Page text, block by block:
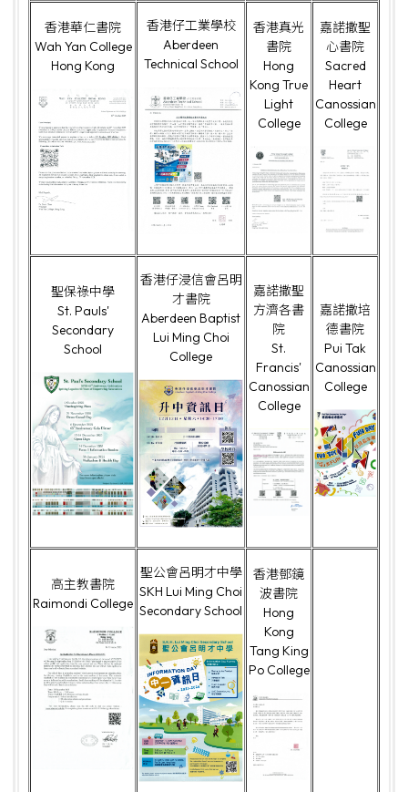
香港華仁書院
Wah Yan College
Hong Kong
香港仔工業學校
Aberdeen
Technical School
香港真光
書院
Hong
Kong True
Light
College
嘉諾撒聖
心書院
Sacred
Heart
Canossian
College
聖保祿中學
St. Pauls'
Secondary
School
香港仔浸信會呂明
才書院
Aberdeen Baptist
Lui Ming Choi
College
嘉諾撒聖
方濟各書
院
St.
Francis'
Canossian
College
嘉諾撒培
德書院
Pui Tak
Canossian
College
高主教書院
Raimondi College
聖公會呂明才中學
SKH Lui Ming Choi
Secondary School
香港鄧鏡
波書院
Hong
Kong
Tang King
Po College